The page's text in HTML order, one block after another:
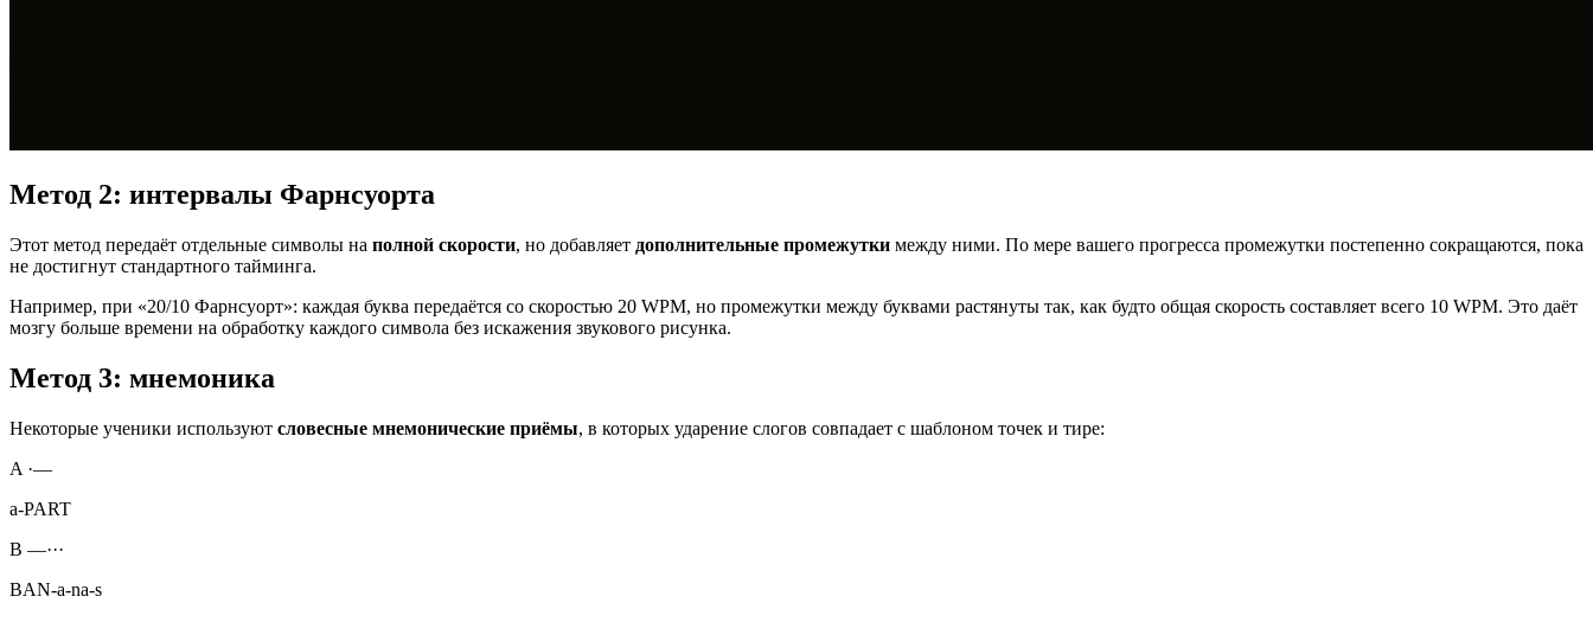
Метод 2: интервалы Фарнсуорта
Этот метод передаёт отдельные символы на полной скорости, но добавляет дополнительные промежутки между ними. По мере вашего прогресса промежутки постепенно сокращаются, пока
не достигнут стандартного тайминга.
Например, при «20/10 Фарнсуорт»: каждая буква передаётся со скоростью 20 WPM, но промежутки между буквами растянуты так, как будто общая скорость составляет всего 10 WPM. Это даёт
мозгу больше времени на обработку каждого символа без искажения звукового рисунка.
Метод 3: мнемоника
Некоторые ученики используют словесные мнемонические приёмы, в которых ударение слогов совпадает с шаблоном точек и тире:
A ·—
a-PART
B —···
BAN-a-na-s